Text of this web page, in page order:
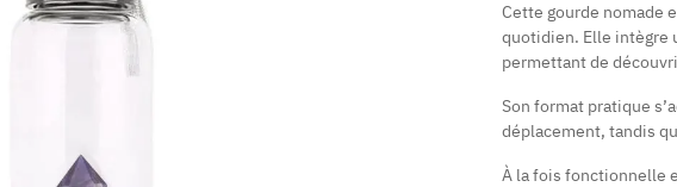
Cette gourde nomade
quotidien. Elle intègre
permettant de
Son format pratique
déplacement, tandis
À la fois fonctionnelle